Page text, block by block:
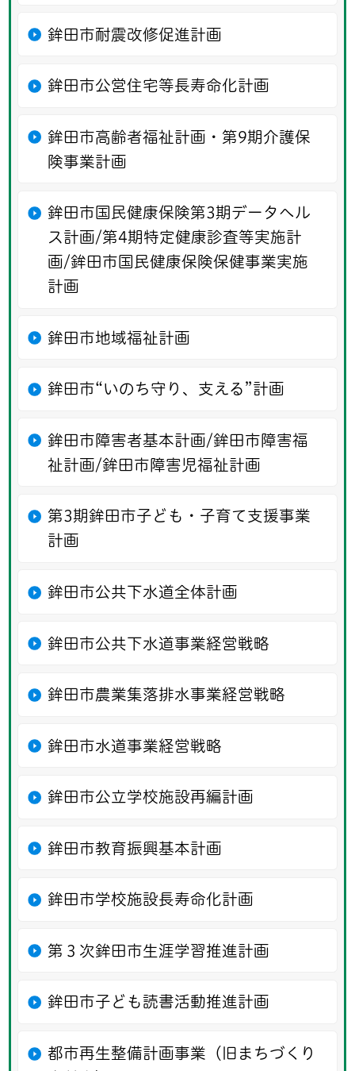
鉾田市耐震改修促進計画
鉾田市公営住宅等長寿命化計画
鉾田市高齢者福祉計画・第9期介護保
険事業計画
鉾田市国民健康保険第3期データヘル
ス計画/第4期特定健康診査等実施計
画/鉾田市国民健康保険保健事業実施
計画
鉾田市地域福祉計画
鉾田市“いのち守り、支える”計画
鉾田市障害者基本計画/鉾田市障害福
祉計画/鉾田市障害児福祉計画
第3期鉾田市子ども・子育て支援事業
計画
鉾田市公共下水道全体計画
鉾田市公共下水道事業経営戦略
鉾田市農業集落排水事業経営戦略
鉾田市水道事業経営戦略
鉾田市公立学校施設再編計画
鉾田市教育振興基本計画
鉾田市学校施設長寿命化計画
第３次鉾田市生涯学習推進計画
鉾田市子ども読書活動推進計画
都市再生整備計画事業（旧まちづくり